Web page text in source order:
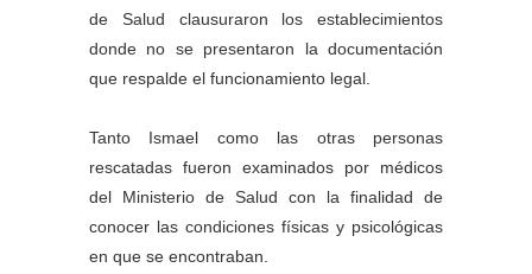
de Salud clausuraron los establecimientos
donde no se presentaron la documentación
que respalde el funcionamiento legal.
Tanto Ismael como las otras personas
rescatadas fueron examinados por médicos
del Ministerio de Salud con la finalidad de
conocer las condiciones físicas y psicológicas
en que se encontraban.